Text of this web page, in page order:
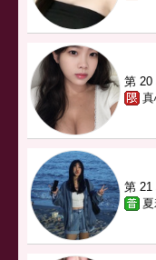
第 20
第 21